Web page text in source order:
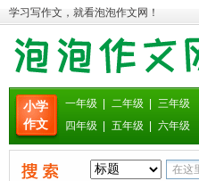
学习写作文，就看泡泡作文网！
小学
作文
一年级 二年级
三年级
四年级
五年级 六年级